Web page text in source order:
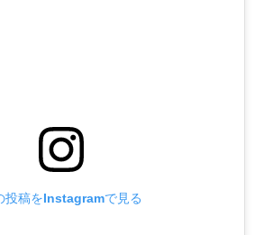
投稿をInstagramで見る